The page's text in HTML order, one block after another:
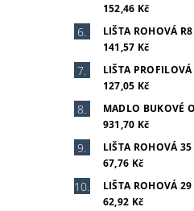
152,46 Kč
LIŠTA ROHOVÁ R8
141,57 Kč
LIŠTA PROFILOVÁ
127,05 Kč
MADLO BUKOVÉ
931,70 Kč
LIŠTA ROHOVÁ
67,76 Kč
LIŠTA ROHOVÁ
62,92 Kč